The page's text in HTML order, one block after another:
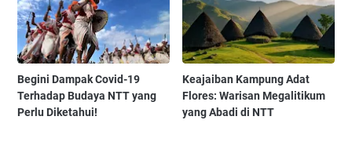
Begini Dampak Covid-19
Terhadap Budaya NTT yang
Perlu Diketahui!
Keajaiban Kampung Adat
Flores: Warisan Megalitikum
yang Abadi di NTT